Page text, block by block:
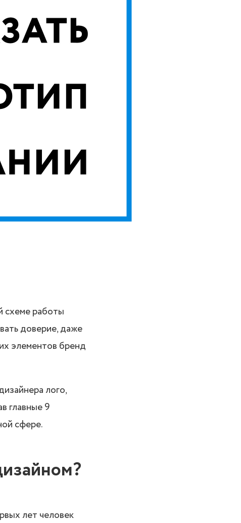
схеме работы
доверие, даже
элементов бренд
лого,
главные 9
сфере.
лет человек